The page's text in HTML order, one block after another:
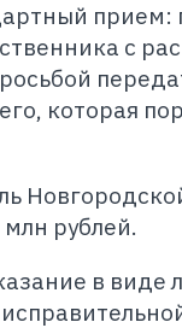
прием:
с
которая
рублей.
в виде